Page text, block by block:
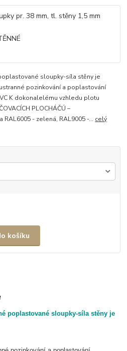
sloupky-síla stěny je
pozinkování a poplastování
K dokonalelému vzhledu plotu
PLOCHÁČÚ –
- zelená, RAL9005 -... celý
košíku
poplastované sloupky-síla stěny je